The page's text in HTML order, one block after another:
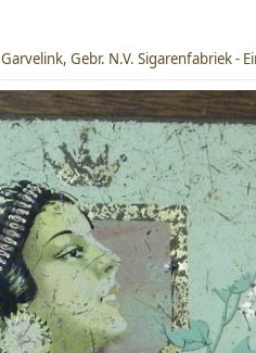
Garvelink, Gebr. N.V. Sigarenfabriek -